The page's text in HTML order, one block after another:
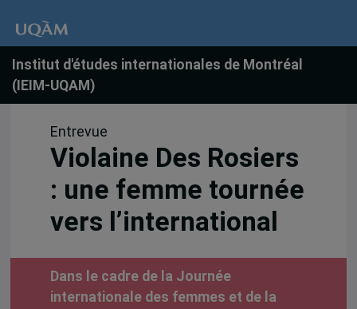
Institut d'études internationales de Montréal
(IEIM-UQAM)
Entrevue
Violaine Des Rosiers
: une femme tournée
vers l’international
Dans le cadre de la Journée
internationale des femmes et de la